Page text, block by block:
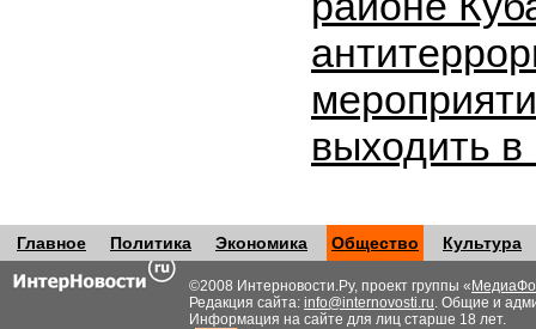
выходить
Главное Политика Экономика Общество Культура
©2008 Интерновости.Ру, проект группы «
Редакция сайта: info@internovosti.ru. Общие и
Информация на сайте для лиц старше 18 лет.